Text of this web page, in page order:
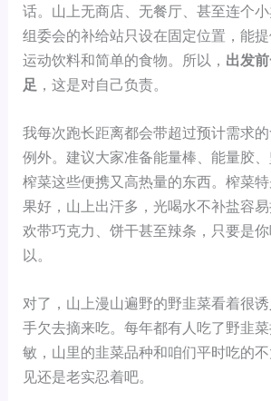
话。山上无商店、无餐厅、甚至连个小
组委会的补给站只设在固定位置，能提
运动饮料和简单的食物。所以， 出发
足 ，这是对自己负责。
我每次跑长距离都会带超过预计需求
例外。建议大家准备能量棒、能量胶、
榨菜这些便携又高热量的东西。榨菜
果好，山上出汗多，光喝水不补盐容
欢带巧克力、饼干甚至辣条，只要是
以。
对了，山上漫山遍野的野韭菜看着很
手欠去摘来吃。每年都有人吃了野韭
敏，山里的韭菜品种和咱们平时吃的
见还是老实忍着吧。